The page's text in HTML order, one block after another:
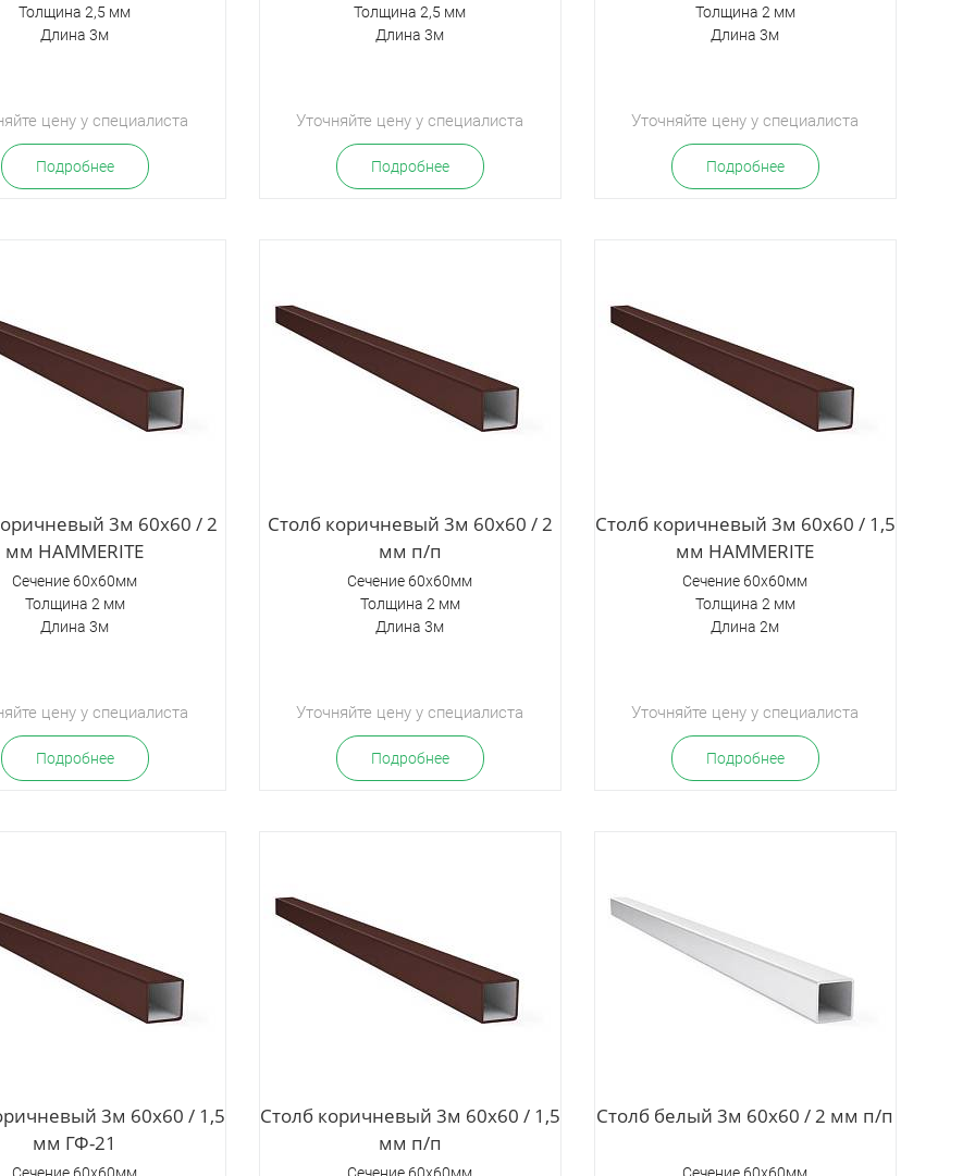
Толщина 2,5 мм
Длина 3м
цену у специалиста
Подробнее
Толщина 2,5 мм
Длина 3м
Уточняйте цену у специалиста
Подробнее
Толщина 2 мм
Длина 3м
Уточняйте цену у специалиста
Подробнее
3м 60х60 / 2
мм HAMMERITE
Сечение 60х60мм
Толщина 2 мм
Длина 3м
цену у специалиста
Подробнее
Столб коричневый 3м 60х60 / 2
мм п/п
Сечение 60х60мм
Толщина 2 мм
Длина 3м
Уточняйте цену у специалиста
Подробнее
Столб коричневый 3м 60х60 / 1,5
мм HAMMERITE
Сечение 60х60мм
Толщина 2 мм
Длина 2м
Уточняйте цену у специалиста
Подробнее
3м 60х60 / 1,5
мм ГФ-21
Столб коричневый 3м 60х60 / 1,5
мм п/п
Столб белый 3м 60х60 / 2 мм п/п